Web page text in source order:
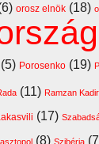
orosz elnök (18)
(5) Porosenko (19)
(11) Ramzan
(17)
(8) Szibéria